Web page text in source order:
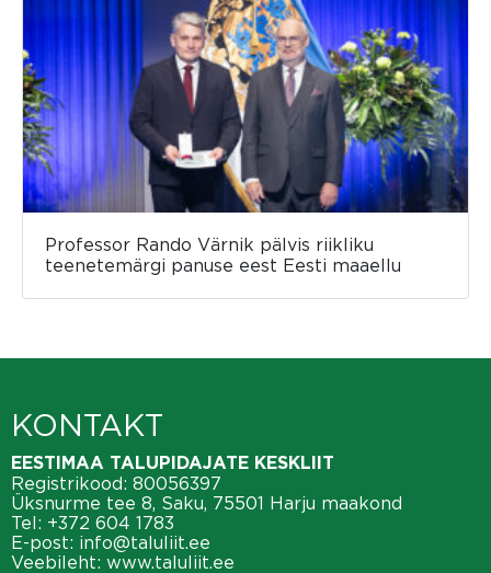
Professor Rando Värnik pälvis riikliku
teenetemärgi panuse eest Eesti maaellu
KONTAKT
EESTIMAA TALUPIDAJATE KESKLIIT
Registrikood: 80056397
Üksnurme tee 8, Saku, 75501 Harju maakond
Tel: +372 604 1783
E-post: info@taluliit.ee
Veebileht: www.taluliit.ee